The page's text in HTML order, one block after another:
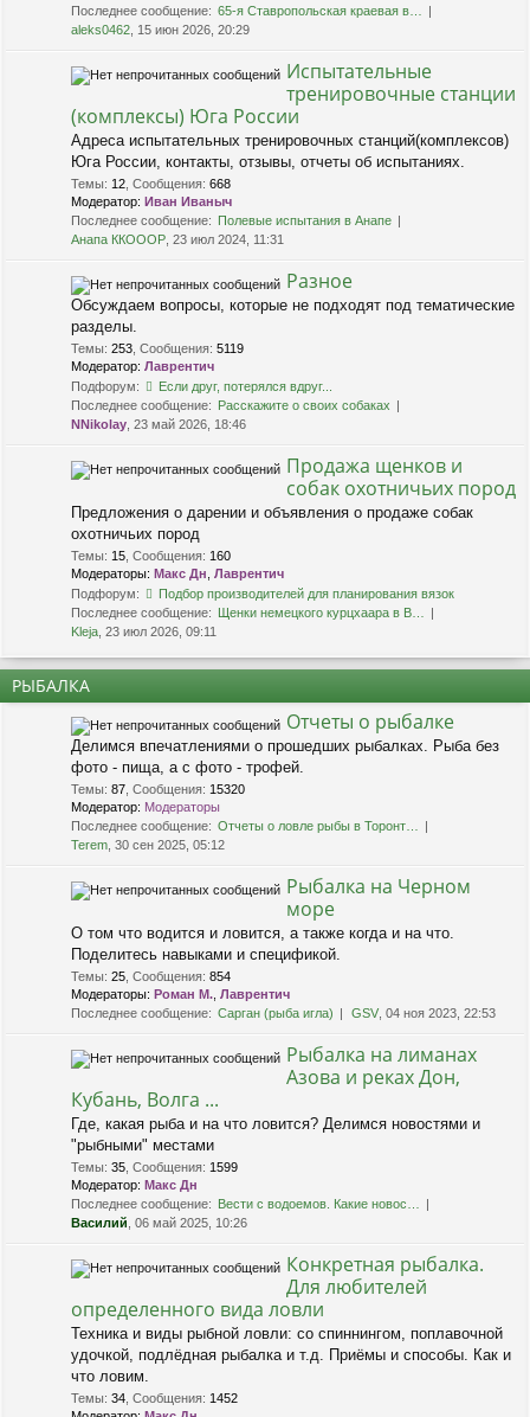
Последнее сообщение: 65-я Ставропольская краевая в…
aleks0462 , 15 июн 2026, 20:29
Испытательные
тренировочные станции
(комплексы) Юга России
Адреса испытательных тренировочных станций(комплексов)
Юга России, контакты, отзывы, отчеты об испытаниях.
Темы: 12 Сообщения: 668
Модератор: Иван Иваныч
Последнее сообщение: Полевые испытания в Анапе
Анапа ККОООР , 23 июл 2024, 11:31
Разное
Обсуждаем вопросы, которые не подходят под тематические
разделы.
Темы: 253 Сообщения: 5119
Модератор: Лаврентич
Подфорум:
Если друг, потерялся вдруг...
Последнее сообщение: Расскажите о своих собаках
NNikolay , 23 май 2026, 18:46
Продажа щенков и
собак охотничьих пород
Предложения о дарении и объявления о продаже собак
охотничьих пород
Темы: 15 Сообщения: 160
Модераторы: Макс Дн Лаврентич
Подфорум:
Подбор производителей для планирования вязок
Последнее сообщение: Щенки немецкого курцхаара в В…
Kleja , 23 июл 2026, 09:11
РЫБАЛКА
Отчеты о рыбалке
Делимся впечатлениями о прошедших рыбалках. Рыба без
фото - пища, а с фото - трофей.
Темы: 87 Сообщения: 15320
Модератор: Модераторы
Последнее сообщение: Отчеты о ловле рыбы в Торонт…
Terem , 30 сен 2025, 05:12
Рыбалка на Черном
море
О том что водится и ловится, а также когда и на что.
Поделитесь навыками и спецификой.
Темы: 25 Сообщения: 854
Модераторы: Роман М. Лаврентич
Последнее сообщение: Сарган (рыба игла) GSV , 04 ноя 2023, 22:53
Рыбалка на лиманах
Азова и реках Дон,
Кубань, Волга ...
Где, какая рыба и на что ловится? Делимся новостями и
"рыбными" местами
Темы: 35 Сообщения: 1599
Модератор: Макс Дн
Последнее сообщение: Вести с водоемов. Какие новос…
Василий , 06 май 2025, 10:26
Конкретная рыбалка.
Для любителей
определенного вида ловли
Техника и виды рыбной ловли: со спиннингом, поплавочной
удочкой, подлёдная рыбалка и т.д. Приёмы и способы. Как и
что ловим.
Темы: 34 Сообщения: 1452